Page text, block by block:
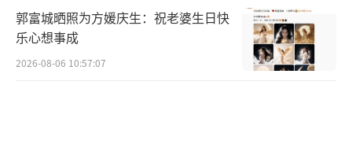
郭富城晒照为方媛庆生：祝老婆生日快
乐心想事成
2026-08-06 10:57:07